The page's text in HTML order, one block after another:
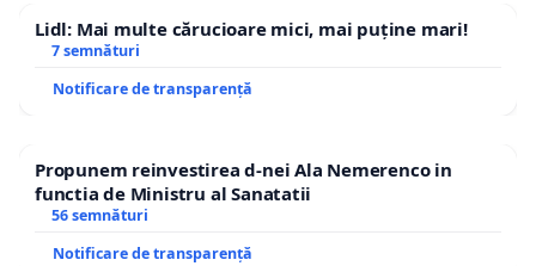
Lidl: Mai multe cărucioare mici, mai puține mari!
7 semnături
Notificare de transparență
Propunem reinvestirea d-nei Ala Nemerenco in
functia de Ministru al Sanatatii
56 semnături
Notificare de transparență